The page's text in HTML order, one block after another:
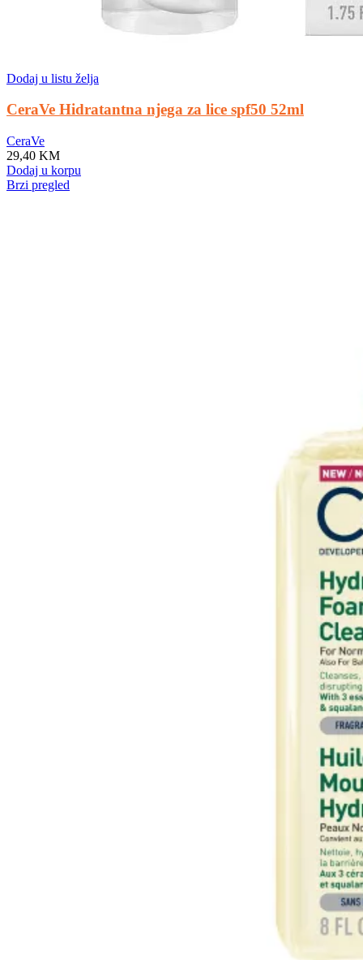
Dodaj u listu želja
CeraVe Hidratantna njega za lice spf50 52ml
CeraVe
29,40 KM
Dodaj u korpu
Brzi pregled